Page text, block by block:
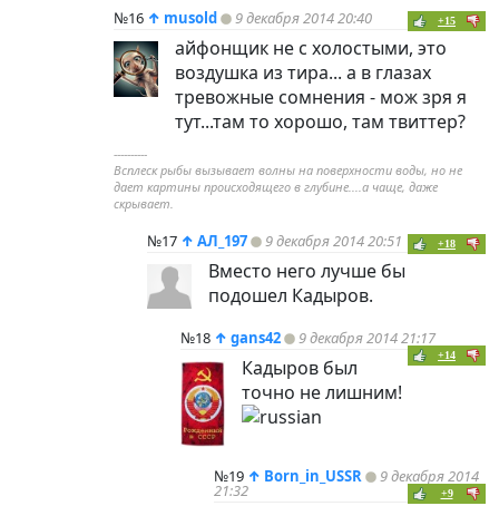
№16 ↑ musold 9 декабря 2014 20:40 +15
айфонщик не с холостыми, это
воздушка из тира... а в глазах
тревожные сомнения - мож зря я
тут...там то хорошо, там твиттер?
----------
Всплеск рыбы вызывает волны на поверхности воды, но не
дает картины происходящего в глубине....а чаще, даже
скрывает.
№17 ↑ АЛ_197 9 декабря 2014 20:51 +18
Вместо него лучше бы
подошел Кадыров.
№18 ↑ gans42 9 декабря 2014 21:17
+14
Кадыров был
точно не лишним!
№19 ↑ Born_in_USSR 9 декабря 2014
21:32 +9